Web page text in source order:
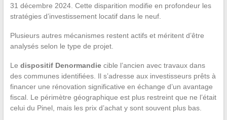
31 décembre 2024. Cette disparition modifie en profondeur les
stratégies d’investissement locatif dans le neuf.
Plusieurs autres mécanismes restent actifs et méritent d’être
analysés selon le type de projet.
Le dispositif Denormandiecible l’ancien avec travaux dans
des communes identifiées. Il s’adresse aux investisseurs prêts à
financer une rénovation significative en échange d’un avantage
fiscal. Le périmètre géographique est plus restreint que ne l’était
celui du Pinel, mais les prix d’achat y sont souvent plus bas.